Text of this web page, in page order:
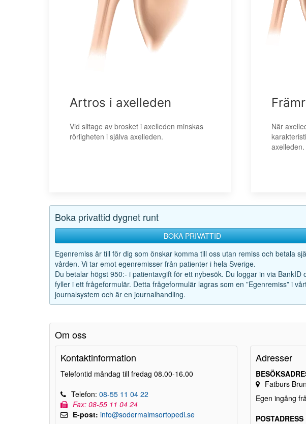
Artros i axelleden
Vid slitage av brosket i axelleden minskas
rörligheten i själva axelleden.
När
axelleden.
Boka privattid dygnet runt
BOKA PRIVATTID
Egenremiss är till för dig som önskar komma till oss utan remiss och betala
vården. Vi tar emot egenremisser från patienter i hela Sverige.
Du betalar högst 950:- i patientavgift för ett nybesök. Du loggar in via BankID
fyller i ett frågeformulär. Detta frågeformulär lagras som en ”Egenremiss” i
journalsystem och är en journalhandling.
Om oss
Kontaktinformation
Telefontid måndag till fredag 08.00-16.00
Telefon: 08-55 11 04 22
Fax: 08-55 11 04 24
E-post: info@sodermalmsortopedi.se
Adresser
Fatburs
Egen ingång
POSTADRESS